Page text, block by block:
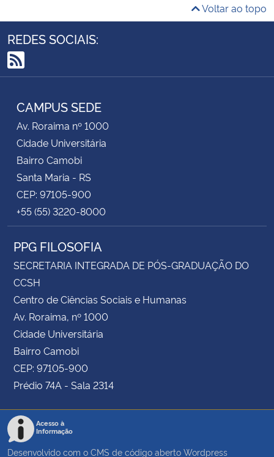
Voltar ao topo
REDES SOCIAIS:
RSS
CAMPUS SEDE
Av. Roraima nº 1000
Cidade Universitária
Bairro Camobi
Santa Maria - RS
CEP: 97105-900
+55 (55) 3220-8000
PPG FILOSOFIA
SECRETARIA INTEGRADA DE PÓS-GRADUAÇÃO DO
CCSH
Centro de Ciências Sociais e Humanas
Av. Roraima, nº 1000
Cidade Universitária
Bairro Camobi
CEP: 97105-900
Prédio 74A - Sala 2314
Acesso à
Informação
Desenvolvido com o CMS de código aberto Wordpress